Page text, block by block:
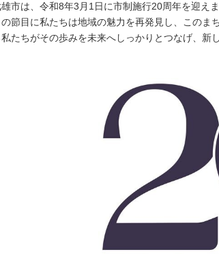
は、令和8年3月1日に市制施行20周年を迎えま
目に私たちは地域の魅力を再発見し、このま
たちがその歩みを未来へしっかりとつなげ、新